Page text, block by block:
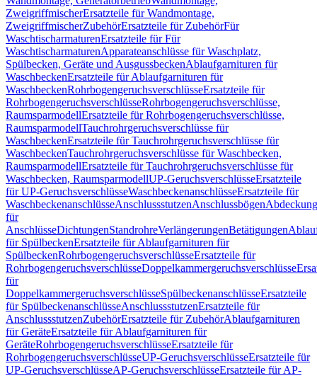
ZweigriffmischerErsatzteile für Wandmontage,
ZweigriffmischerZubehörErsatzteile für ZubehörFür
WaschtischarmaturenErsatzteile für Für
WaschtischarmaturenApparateanschlüsse für Waschplatz,
Spülbecken, Geräte und AusgussbeckenAblaufgarnituren für
WaschbeckenErsatzteile für Ablaufgarnituren für
WaschbeckenRohrbogengeruchsverschlüsseErsatzteile für
RohrbogengeruchsverschlüsseRohrbogengeruchsverschlüsse,
RaumsparmodellErsatzteile für Rohrbogengeruchsverschlüsse,
RaumsparmodellTauchrohrgeruchsverschlüsse für
WaschbeckenErsatzteile für Tauchrohrgeruchsverschlüsse für
WaschbeckenTauchrohrgeruchsverschlüsse für Waschbecken,
RaumsparmodellErsatzteile für Tauchrohrgeruchsverschlüsse für
Waschbecken, RaumsparmodellUP-GeruchsverschlüsseErsatzteile
für UP-GeruchsverschlüsseWaschbeckenanschlüsseErsatzteile für
WaschbeckenanschlüsseAnschlussstutzenAnschlussbögen
für
AnschlüsseDichtungenStandrohreVerlängerungenBetätigungen
für SpülbeckenErsatzteile für Ablaufgarnituren für
SpülbeckenRohrbogengeruchsverschlüsseErsatzteile für
RohrbogengeruchsverschlüsseDoppelkammergeruchsverschlüsse
für
DoppelkammergeruchsverschlüsseSpülbeckenanschlüsseErsatzteile
für SpülbeckenanschlüsseAnschlussstutzenErsatzteile für
AnschlussstutzenZubehörErsatzteile für ZubehörAblaufgarnituren
für GeräteErsatzteile für Ablaufgarnituren für
GeräteRohrbogengeruchsverschlüsseErsatzteile für
RohrbogengeruchsverschlüsseUP-GeruchsverschlüsseErsatzteile für
UP-GeruchsverschlüsseAP-GeruchsverschlüsseErsatzteile für AP-